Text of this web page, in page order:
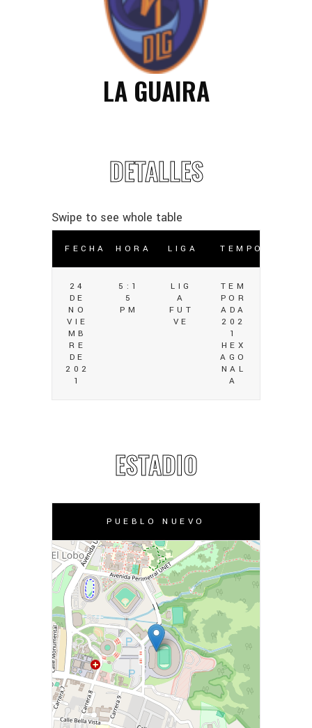
LA GUAIRA
DETALLES
FECHA HORA LIGA TEMPORADA
24
DE
NO
VIE
MB
RE
DE
202
1
5:1
5
PM
LIG
A
FUT
VE
TEM
POR
ADA
202
1
HEX
AGO
NAL
A
ESTADIO
PUEBLO NUEVO